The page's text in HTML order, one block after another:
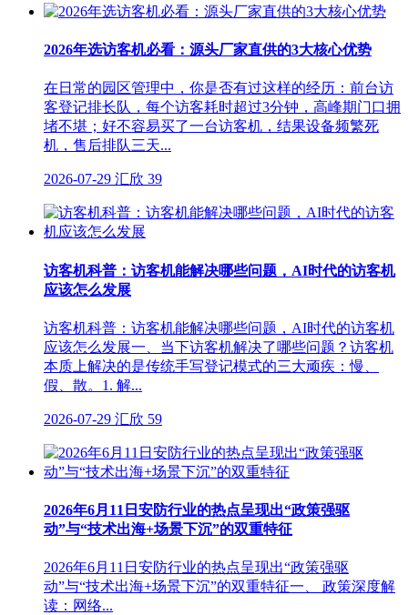
2026年选访客机必看：源头厂家直供的3大核心优势
在日常的园区管理中，你是否有过这样的经历：前台访
客登记排长队，每个访客耗时超过3分钟，高峰期门口拥
堵不堪；好不容易买了一台访客机，结果设备频繁死
机，售后排队三天...
2026-07-29 汇欣 39
访客机科普：访客机能解决哪些问题，AI时代的访客机
应该怎么发展
访客机科普：访客机能解决哪些问题，AI时代的访客机
应该怎么发展一、当下访客机解决了哪些问题？访客机
本质上解决的是传统手写登记模式的三大顽疾：慢、
假、散。1. 解...
2026-07-29 汇欣 59
2026年6月11日安防行业的热点呈现出“政策强驱
动”与“技术出海+场景下沉”的双重特征
2026年6月11日安防行业的热点呈现出“政策强驱
动”与“技术出海+场景下沉”的双重特征一、 政策深度解
读：网络...